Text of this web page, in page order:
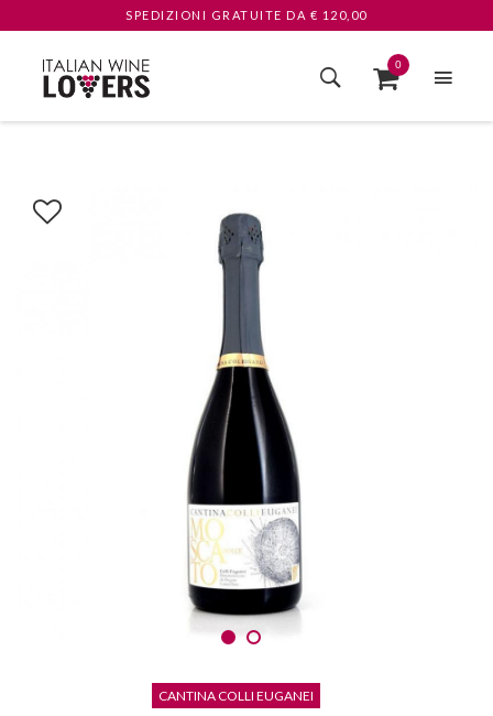
SPEDIZIONI GRATUITE DA € 120,00
0
CANTINA COLLI EUGANEI